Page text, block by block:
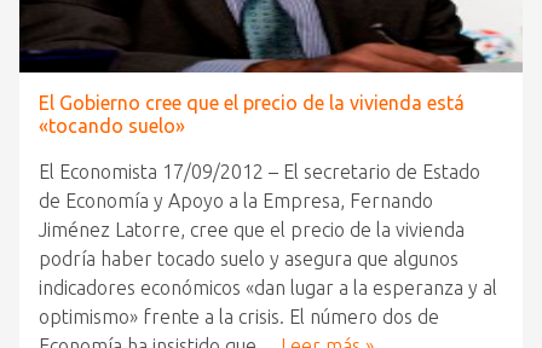
El Gobierno cree que el precio de la vivienda está
«tocando suelo»
El Economista 17/09/2012 – El secretario de Estado
de Economía y Apoyo a la Empresa, Fernando
Jiménez Latorre, cree que el precio de la vivienda
podría haber tocado suelo y asegura que algunos
indicadores económicos «dan lugar a la esperanza y al
optimismo» frente a la crisis. El número dos de